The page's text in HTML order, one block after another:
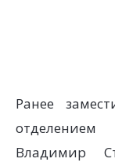
Ранее
Владимир